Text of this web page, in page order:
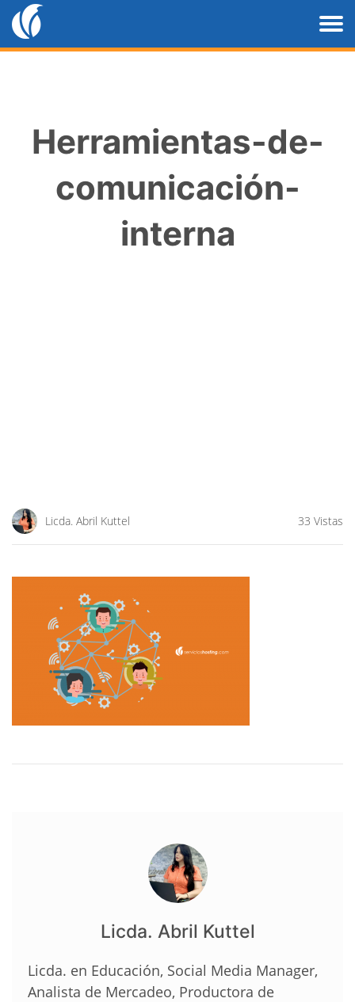
Herramientas-de-
comunicación-
interna
Licda. Abril Kuttel 33 Vistas
Licda. Abril Kuttel
Licda. en Educación, Social Media Manager,
Analista de Mercadeo, Productora de